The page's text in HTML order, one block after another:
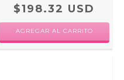
$198.32 USD
AGREGAR AL CARRITO